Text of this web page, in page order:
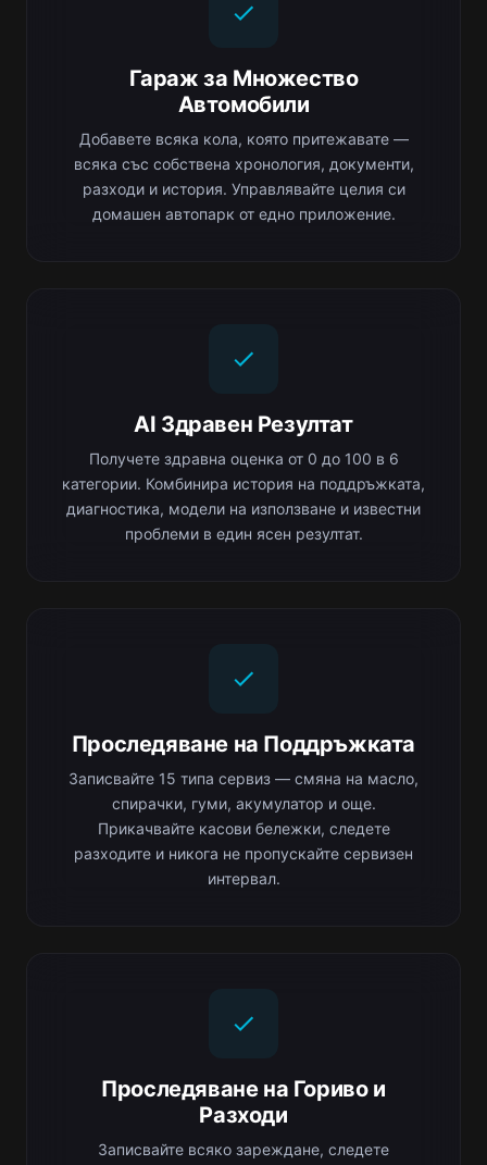
Гараж за Множество
Автомобили
Добавете всяка кола, която притежавате —
всяка със собствена хронология, документи,
разходи и история. Управлявайте целия си
домашен автопарк от едно приложение.
AI Здравен Резултат
Получете здравна оценка от 0 до 100 в 6
категории. Комбинира история на поддръжката,
диагностика, модели на използване и известни
проблеми в един ясен резултат.
Проследяване на Поддръжката
Записвайте 15 типа сервиз — смяна на масло,
спирачки, гуми, акумулатор и още.
Прикачвайте касови бележки, следете
разходите и никога не пропускайте сервизен
интервал.
Проследяване на Гориво и
Разходи
Записвайте всяко зареждане, следете